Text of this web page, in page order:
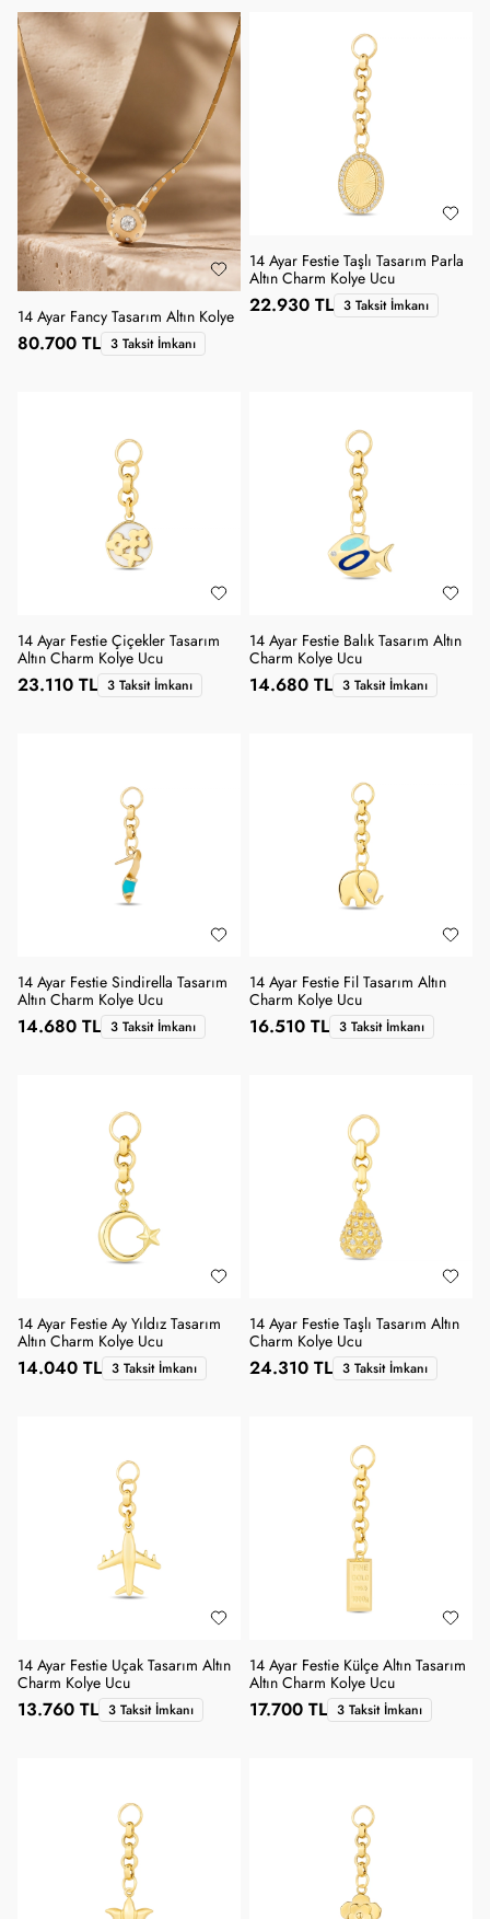
14 Ayar Fancy Tasarım Altın Kolye
80.700 TL 3 Taksit İmkanı
14 Ayar Festie Taşlı Tasarım Parla
Altın Charm Kolye Ucu
22.930 TL 3 Taksit İmkanı
14 Ayar Festie Çiçekler Tasarım
Altın Charm Kolye Ucu
23.110 TL 3 Taksit İmkanı
14 Ayar Festie Balık Tasarım Altın
Charm Kolye Ucu
14.680 TL 3 Taksit İmkanı
14 Ayar Festie Sindirella Tasarım
Altın Charm Kolye Ucu
14.680 TL 3 Taksit İmkanı
14 Ayar Festie Fil Tasarım Altın
Charm Kolye Ucu
16.510 TL 3 Taksit İmkanı
14 Ayar Festie Ay Yıldız Tasarım
Altın Charm Kolye Ucu
14.040 TL 3 Taksit İmkanı
14 Ayar Festie Taşlı Tasarım Altın
Charm Kolye Ucu
24.310 TL 3 Taksit İmkanı
14 Ayar Festie Uçak Tasarım Altın
Charm Kolye Ucu
13.760 TL 3 Taksit İmkanı
14 Ayar Festie Külçe Altın Tasarım
Altın Charm Kolye Ucu
17.700 TL 3 Taksit İmkanı